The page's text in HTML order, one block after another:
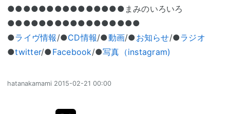
●●●●●●●●●●●●●●●まみのいろいろ
●●●●●●●●●●●●●●●●●
●ライヴ情報 /●CD情報/●動画/●お知らせ/●ラジオ
●twitter/●Facebook/●写真（instagram)
hatanakamami 2015-02-21 00:00